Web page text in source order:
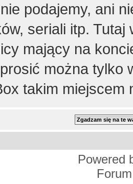
podajemy, ani
seriali itp. Tutaj
mający na
można tylko
takim miejscem
Powered